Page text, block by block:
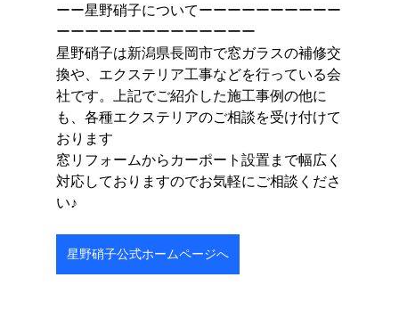
ーー星野硝子についてーーーーーーーーーー
ーーーーーーーーーーーーーー
星野硝子は新潟県長岡市で窓ガラスの補修交
換や、エクステリア工事などを行っている会
社です。上記でご紹介した施工事例の他に
も、各種エクステリアのご相談を受け付けて
おります
窓リフォームからカーポート設置まで幅広く
対応しておりますのでお気軽にご相談くださ
い♪
星野硝子公式ホームページへ